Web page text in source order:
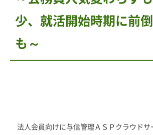
少、就活開始時期に前
も～
法人会員向けに与信管理ＡＳＰクラウドサ